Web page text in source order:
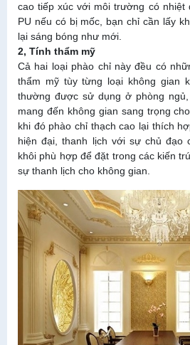
cao tiếp xúc với môi trường có nhiệt
PU nếu có bị mốc, bạn chỉ cần lấy
lại sáng bóng như mới.
2, Tính thẩm mỹ
Cả hai loại phào chỉ này đều có
thẩm mỹ tùy từng loại không gian
thường được sử dụng ở phòng
mang đến không gian sang trọng
khi đó phào chỉ thạch cao lại thích
hiện đại, thanh lịch với sự chủ đạo
khôi phù hợp để đặt trong các kiến
sự thanh lịch cho không gian.